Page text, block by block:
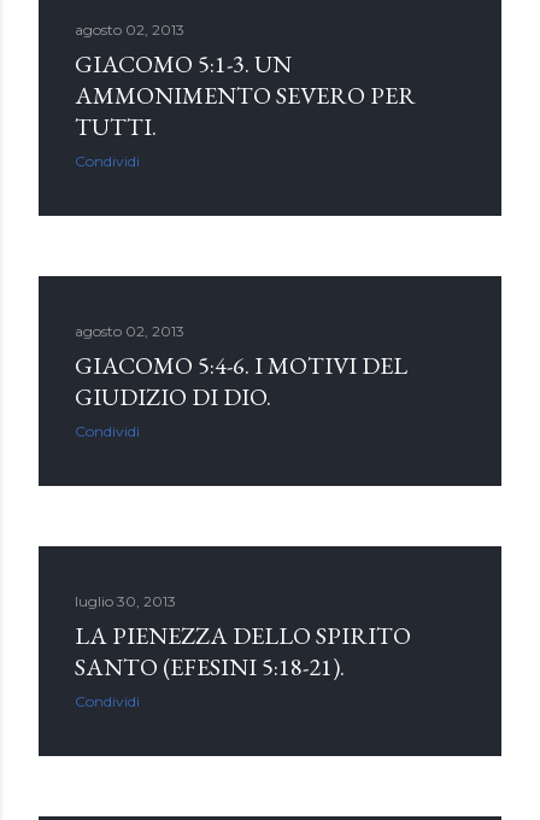
agosto 02, 2013
GIACOMO 5:1-3. UN
AMMONIMENTO SEVERO PER
TUTTI.
Condividi
agosto 02, 2013
GIACOMO 5:4-6. I MOTIVI DEL
GIUDIZIO DI DIO.
Condividi
luglio 30, 2013
LA PIENEZZA DELLO SPIRITO
SANTO (EFESINI 5:18-21).
Condividi